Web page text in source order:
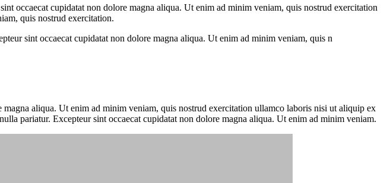
occaecat cupidatat non dolore magna aliqua. Ut enim ad minim veniam, quis nostrud exercitation
quis nostrud exercitation.
sint occaecat cupidatat non dolore magna aliqua. Ut enim ad minim veniam, quis n
aliqua. Ut enim ad minim veniam, quis nostrud exercitation ullamco laboris nisi ut aliquip ex
pariatur. Excepteur sint occaecat cupidatat non dolore magna aliqua. Ut enim ad minim veniam.